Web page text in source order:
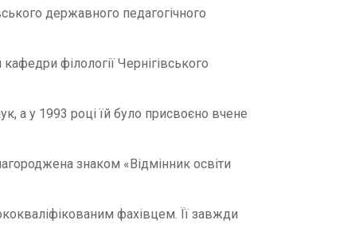
державного педагогічного
філології Чернігівського
а у 1993 році їй було присвоєно вчене
знаком «Відмінник освіти
фахівцем. Її завжди